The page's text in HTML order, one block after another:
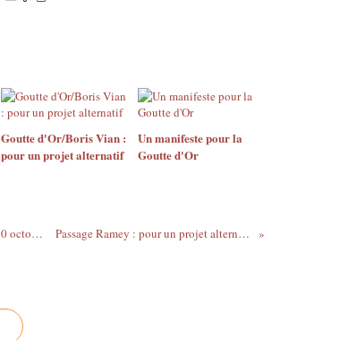
Goutte d'Or/Boris Vian :
pour un projet alternatif
Un manifeste pour la
Goutte d'Or
"Quel Paris vivable pour le 21e siècle ?", en débat le 10 octobre Passage Ramey : pour un projet alternatif